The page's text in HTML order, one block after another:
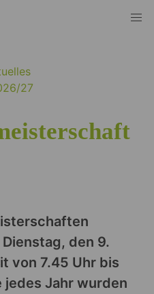
27
den 9.
von 7.45 Uhr bis
jedes Jahr wurden